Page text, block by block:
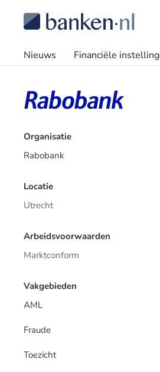
Nieuws Financiële
Organisatie
Rabobank
Locatie
Utrecht
Arbeidsvoorwaarden
Marktconform
Vakgebieden
AML
Fraude
Toezicht